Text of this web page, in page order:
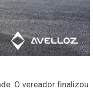
O vereador finalizou